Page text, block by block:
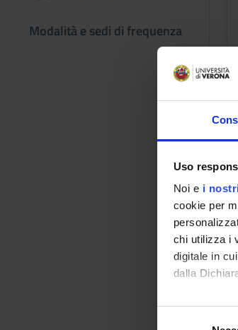
Uso
Noi e i
cookie per
chi utilizza i
digitale in
dalla
Con il tuo
Modalità e sedi di frequenza